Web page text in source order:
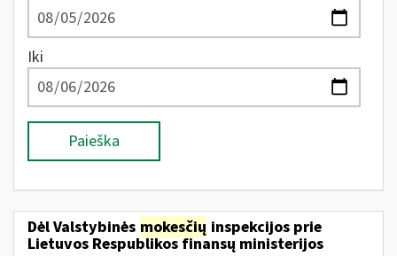
Iki
Paieška
Dėl Valstybinės mokesčių inspekcijos prie
Lietuvos Respublikos finansų ministerijos